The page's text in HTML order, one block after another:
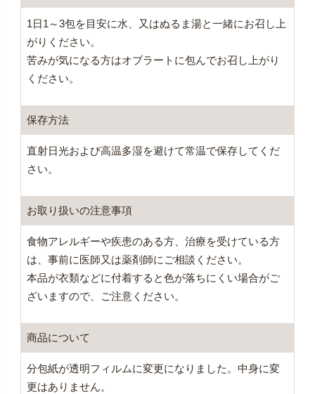
1日1～3包を目安に水、又はぬるま湯と一緒にお召し上
がりください。
苦みが気になる方はオブラートに包んでお召し上がり
ください。
保存方法
直射日光および高温多湿を避けて常温で保存してくだ
さい。
お取り扱いの注意事項
食物アレルギーや疾患のある方、治療を受けている方
は、事前に医師又は薬剤師にご相談ください。
本品が衣類などに付着すると色が落ちにくい場合がご
ざいますので、ご注意ください。
商品について
分包紙が透明フィルムに変更になりました。中身に変
更はありません。